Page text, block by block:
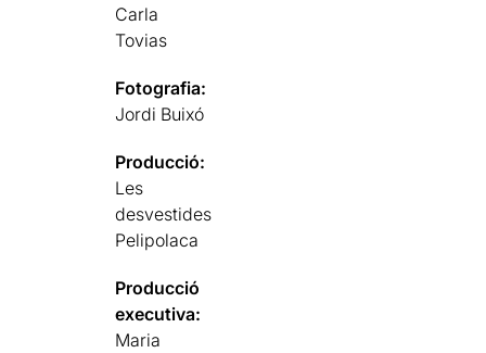
Carla
Tovias
Fotografia:
Jordi Buixó
Producció:
Les
desvestides
Pelipolaca
Producció
executiva:
Maria